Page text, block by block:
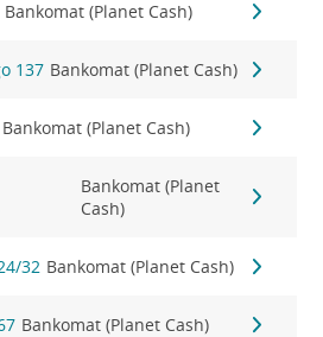
Bankomat (Planet Cash)
137 Bankomat (Planet Cash)
Bankomat (Planet Cash)
Bankomat (Planet
Cash)
32 Bankomat (Planet Cash)
Bankomat (Planet Cash)